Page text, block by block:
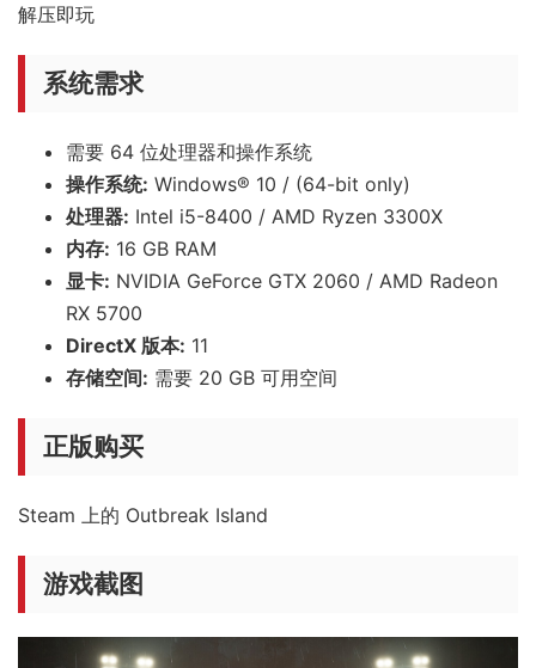
解压即玩
系统需求
需要 64 位处理器和操作系统
操作系统: Windows® 10 / (64-bit only)
处理器: Intel i5-8400 / AMD Ryzen 3300X
内存: 16 GB RAM
显卡: NVIDIA GeForce GTX 2060 / AMD Radeon
RX 5700
DirectX 版本: 11
存储空间: 需要 20 GB 可用空间
正版购买
Steam 上的 Outbreak Island
游戏截图